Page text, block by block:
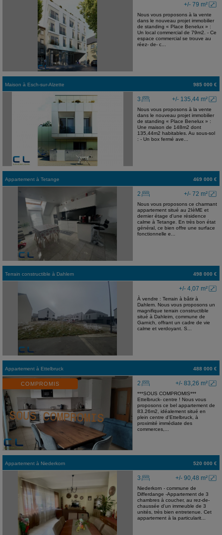
+/- 79 m²
Nous vous proposons à la vente
dans le nouveau projet immobilier
de standing « Place Benelux » :
Un local commercial de 79m2. - Ce
espace commercial se trouve au
réez- de- c...
Maison à Esch-sur-Alzette 985 000 €
+/- 135,44 m²
3
Nous vous proposons à la vente
dans le nouveau projet immobilier
de standing « Place Benelux » :
Une maison de 148m2 dont
135,44m2 habitables. Au sous-sol
: - Un box fermé ave...
Appartement à Tetange 469 000 €
+/- 72 m²
2
Nous vous proposons ce charmant
appartement situé au 2IèME et
dernier étage d'une résidence
calme à Tetange. En très bon état
général, ce bien offre une surface
fonctionnelle e...
Terrain constructible à Dahlem 498 000 €
+/- 4,07 m²
À vendre : Terrain à bâtir à
Dahlem. Nous vous proposons un
magnifique terrain constructible
situé à Dahleim, commune de
Garnich, offrant un cadre de vie
calme et verdoyant. S...
Appartement à Ettelbruck 488 000 €
COMPROMIS +/- 83,26 m²
2
***SOUS COMPROMIS***
Ettelbruck- centre ! Nous vous
proposons ce bel appartement de
83.26m2, idéalement situé en
plein centre d'Ettelbruck, à
proximité immédiate des
commerces,...
Appartement à Niederkorn 520 000 €
+/- 90,48 m²
3
Niederkorn - commune de
Differdange -Appartement de 3
chambres à coucher, au rez-de-
chaussée d'un immeuble de 3
unités, très bien entretenue. Cet
appartement à la particularit...